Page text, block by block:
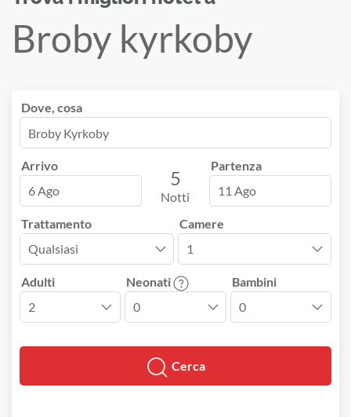
Broby kyrkoby
Dove, cosa
Arrivo
6 Ago
5
Notti
Partenza
11 Ago
Trattamento Camere
Adulti Neonati Bambini
Cerca